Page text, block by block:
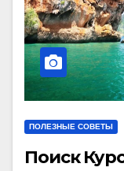
ПОЛЕЗНЫЕ СОВЕТЫ
Поиск